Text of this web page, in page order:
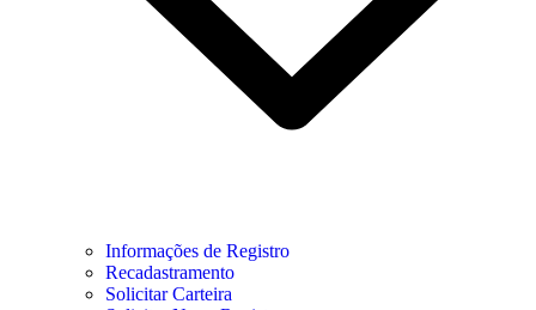
Informações de Registro
Recadastramento
Solicitar Carteira